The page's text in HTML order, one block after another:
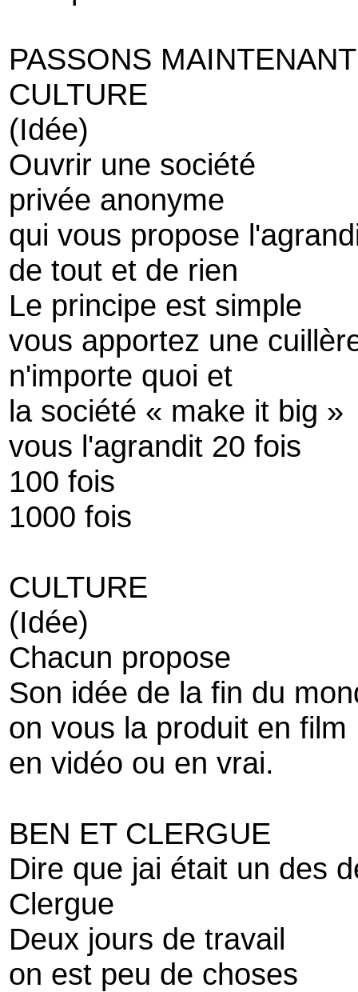
PASSONS
CULTURE
(Idée)
Ouvrir une société
privée anonyme
qui vous propose
de tout et de rien
Le principe est simple
vous apportez une
n'importe quoi et
la société « make it big »
vous l'agrandit 20 fois
100 fois
1000 fois
CULTURE
(Idée)
Chacun propose
Son idée de la fin du
on vous la produit en film
en vidéo ou en vrai.
BEN ET CLERGUE
Dire que jai était un des
Clergue
Deux jours de travail
on est peu de choses